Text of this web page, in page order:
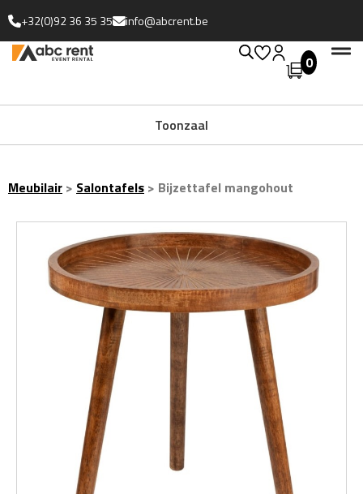
+32(0)92 36 35 35 info@abcrent.be
0
Toonzaal
Meubilair > Salontafels > Bijzettafel mangohout